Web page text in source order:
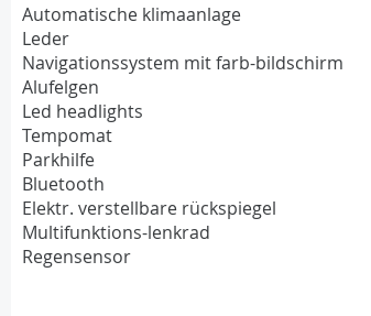
Automatische klimaanlage
Leder
Navigationssystem mit farb-bildschirm
Alufelgen
Led headlights
Tempomat
Parkhilfe
Bluetooth
Elektr. verstellbare rückspiegel
Multifunktions-lenkrad
Regensensor